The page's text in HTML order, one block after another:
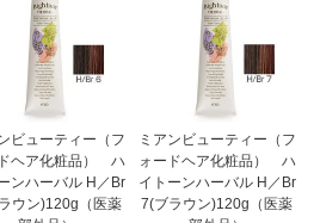
ビューティー（フ
ヘア化粧品） ハ
ンハーバル H／Br
ウン)120g（医薬
ミアンビューティー（フ
ォードヘア化粧品） ハ
イトーンハーバル H／Br
7(ブラウン)120g（医薬